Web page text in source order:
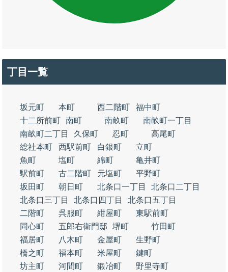
丁目一覧
坂元町 本町 西二階町
福中町
十二所前町 南町 南畝町
南畝町一丁目
南畝町二丁目
久保町 忍町
高尾町
総社本町
西駅前町 白銀町
立町
魚町
塩町 綿町
亀井町
駅前町
古二階町 元塩町
平野町
坂田町
朝日町 北条口一丁目
北条口二丁目
北条口三丁目
北条口四丁目
北条口五丁目
二階町
呉服町 紺屋町
東駅前町
同心町
五郎右衛門邸 堺町
竹田町
福居町
八木町 金屋町
生野町
橋之町
福本町 米屋町
鍵町
坊主町
河間町 鍛冶町
野里寺町